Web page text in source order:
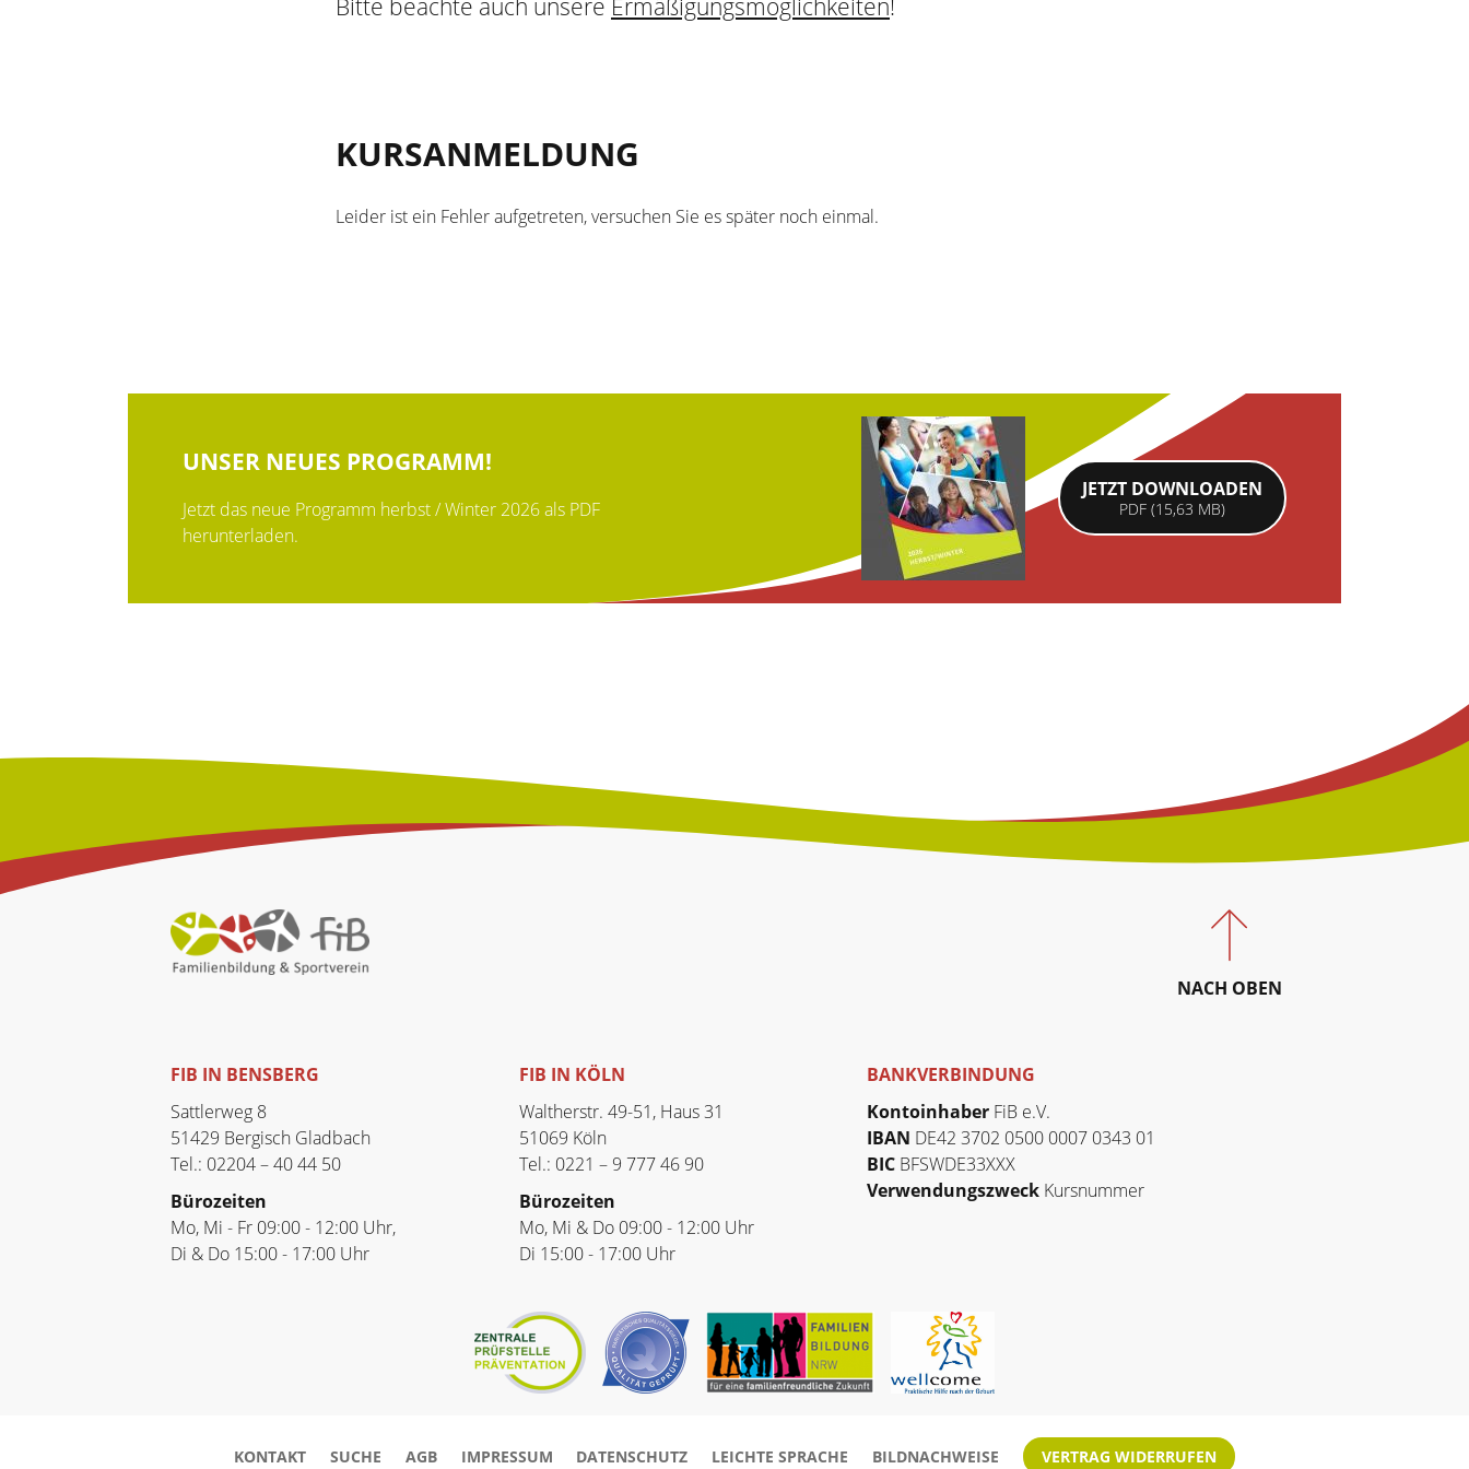
Bitte beachte auch unsere Ermäßigungsmöglichkeiten!
KURSANMELDUNG
Leider ist ein Fehler aufgetreten, versuchen Sie es später noch einmal.
UNSER NEUES PROGRAMM!
Jetzt das neue Programm herbst / Winter 2026 als PDF
herunterladen.
JETZT DOWNLOADEN
PDF (15,63 MB)
NACH OBEN
FIB IN BENSBERG
Sattlerweg 8
51429 Bergisch Gladbach
Tel.: 02204 – 40 44 50
Bürozeiten
Mo, Mi - Fr 09:00 - 12:00 Uhr,
Di & Do 15:00 - 17:00 Uhr
FIB IN KÖLN
Waltherstr. 49-51, Haus 31
51069 Köln
Tel.: 0221 – 9 777 46 90
Bürozeiten
Mo, Mi & Do 09:00 - 12:00 Uhr
Di 15:00 - 17:00 Uhr
BANKVERBINDUNG
Kontoinhaber FiB e.V.
IBAN DE42 3702 0500 0007 0343 01
BIC BFSWDE33XXX
Verwendungszweck Kursnummer
KONTAKT SUCHE AGB IMPRESSUM DATENSCHUTZ LEICHTE SPRACHE BILDNACHWEISE VERTRAG WIDERRUFEN